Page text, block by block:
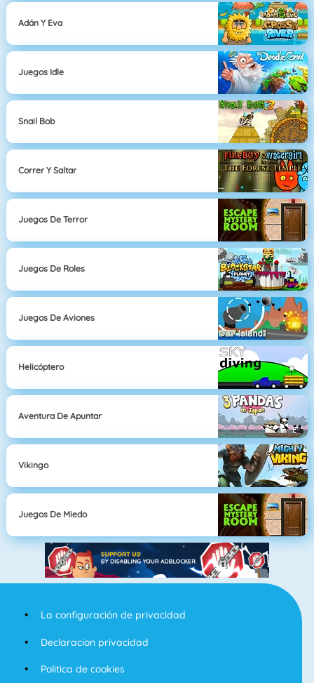
Adán Y Eva
Juegos Idle
Snail Bob
Correr Y Saltar
Juegos De Terror
Juegos De Roles
Juegos De Aviones
Helicóptero
Aventura De Apuntar
Vikingo
Juegos De Miedo
La configuración de privacidad
Declaracion privacidad
Politica de cookies